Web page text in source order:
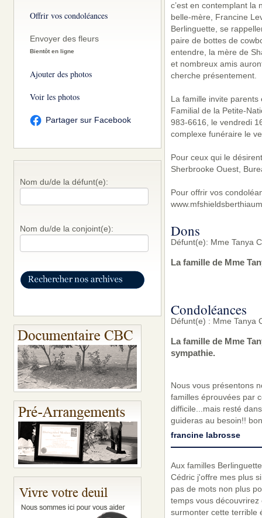
Offrir vos condoléances
Envoyer des fleurs
Bientôt en ligne
Ajouter des photos
Voir les photos
Partager sur Facebook
Nom du/de la défunt(e):
Nom du/de la conjoint(e):
c’est en contemplant la
belle-mère, Francine
Berlinguette, se
paire de bottes de
entendre, la mère de
et nombreux amis
cherche présentement.
La famille invite
Familial de la Petite-
983-6616, le vendredi
complexe funéraire le
Pour ceux qui le
Sherbrooke Ouest,
Pour offrir vos
Dons
Défunt(e): Mme Tanya
La famille de Mme
Condoléances
Défunt(e) : Mme Tanya
La famille de Mme
sympathie.
Nous vous présentons
familles éprouvées par
difficile...mais resté
guideras au besoin!!
francine labrosse
Aux familles
Cédric j'offre mes plus
pas de mots non plus
temps vous
surmonter cette terrible